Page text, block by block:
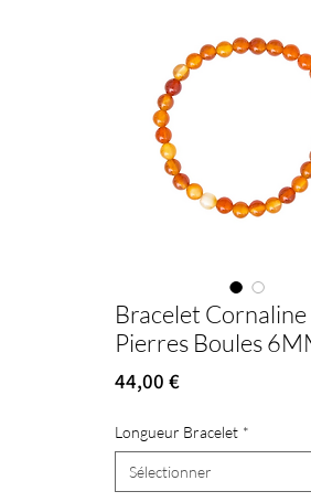
Bracelet Cornaline
Pierres Boules
44,00 €Prix
Longueur Bracelet *